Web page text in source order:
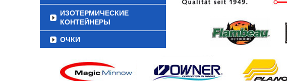
ИЗОТЕРМИЧЕСКИЕ
КОНТЕЙНЕРЫ
ОЧКИ